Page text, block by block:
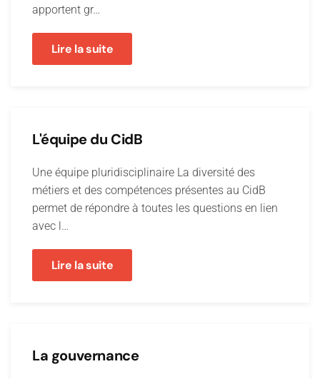
apportent gr…
Lire la suite
L'équipe du CidB
Une équipe pluridisciplinaire La diversité des
métiers et des compétences présentes au CidB
permet de répondre à toutes les questions en lien
avec l…
Lire la suite
La gouvernance